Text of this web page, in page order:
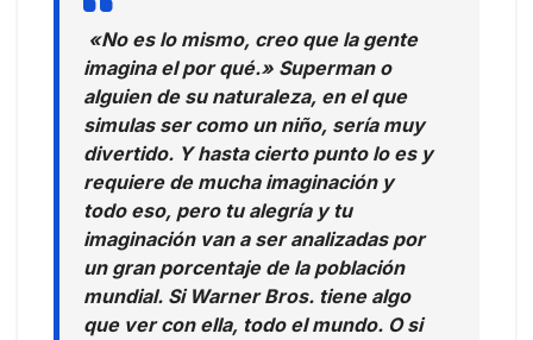
«No es lo mismo, creo que la gente
imagina el por qué.» Superman o
alguien de su naturaleza, en el que
simulas ser como un niño, sería muy
divertido. Y hasta cierto punto lo es y
requiere de mucha imaginación y
todo eso, pero tu alegría y tu
imaginación van a ser analizadas por
un gran porcentaje de la población
mundial. Si Warner Bros. tiene algo
que ver con ella, todo el mundo. O si